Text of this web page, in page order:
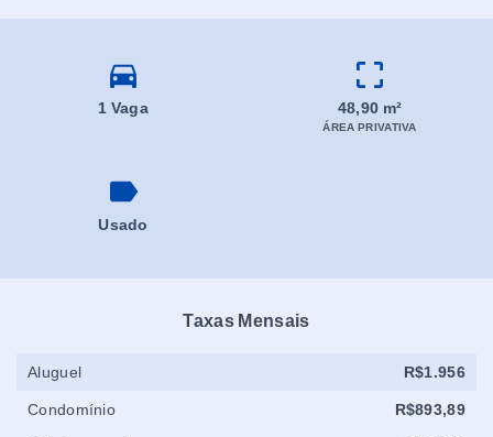
1 Vaga 48,90 m²
ÁREA PRIVATIVA
Usado
Taxas Mensais
Aluguel R$1.956
Condomínio R$893,89